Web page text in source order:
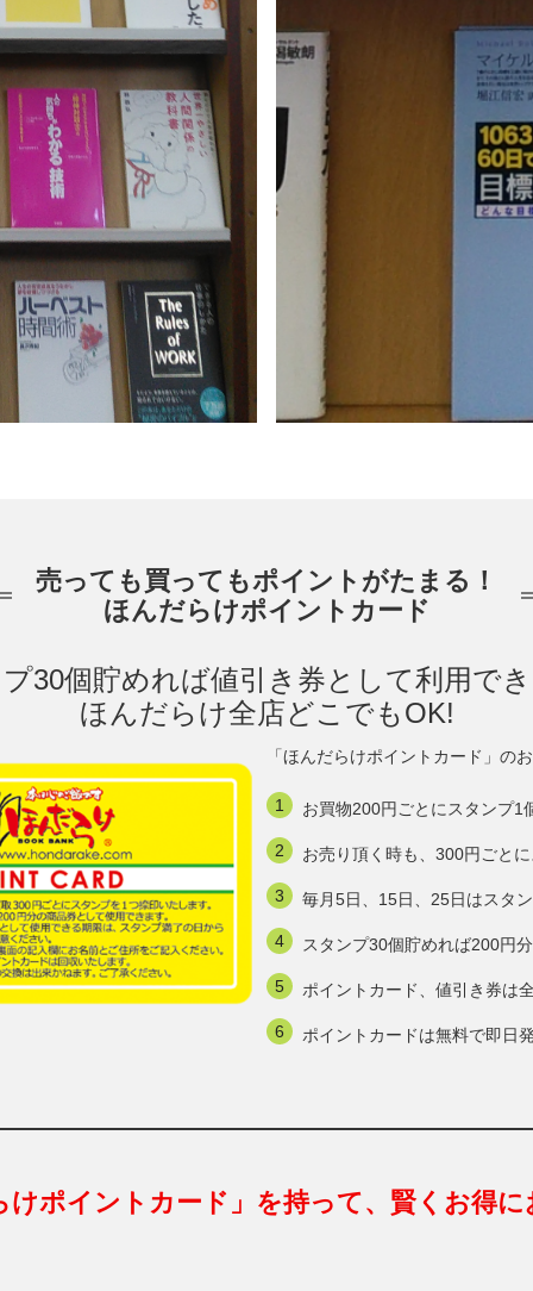
売っても買ってもポイントがたまる！
ほんだらけポイントカード
30個貯めれば値引き券として利用で
ほんだらけ全店どこでもOK!
「ほんだらけポイントカード」の
お買物200円ごとにスタンプ1
お売り頂く時も、300円ごと
毎月5日、15日、25日はスタ
スタンプ30個貯めれば200円
ポイントカード、値引き券は
ポイントカードは無料で即日
けポイントカード」を持って、賢くお得